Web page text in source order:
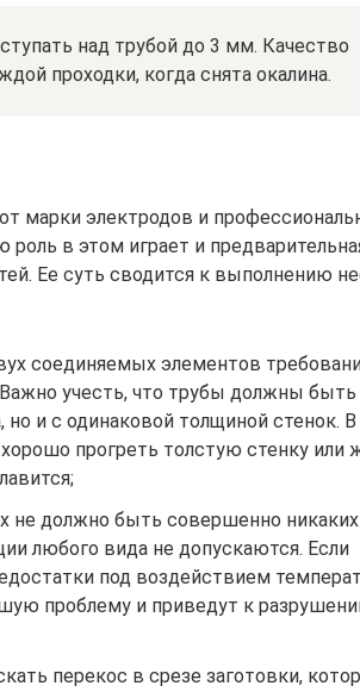
над трубой до 3 мм. Качество
проходки, когда снята окалина.
марки электродов и
в этом играет и
Ее суть сводится к выполнению
соединяемых элементов
учесть, что трубы должны быть
и с одинаковой толщиной стенок. В
прогреть толстую стенку или
не должно быть совершенно
любого вида не допускаются. Если
под воздействием
проблему и приведут к
перекос в срезе заготовки,